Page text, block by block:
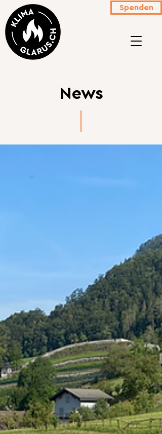
Spenden
News